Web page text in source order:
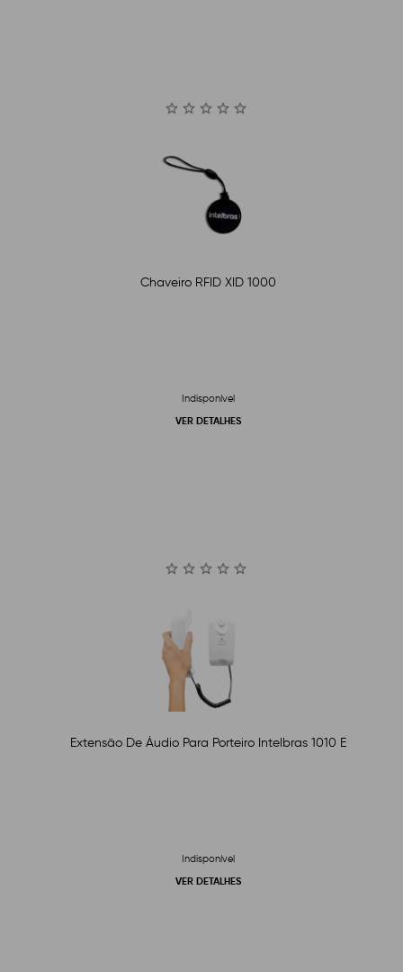
Chaveiro RFID XID 1000
Indisponível
VER DETALHES
Extensão De Áudio Para Porteiro Intelbras 1010 E
Indisponível
VER DETALHES